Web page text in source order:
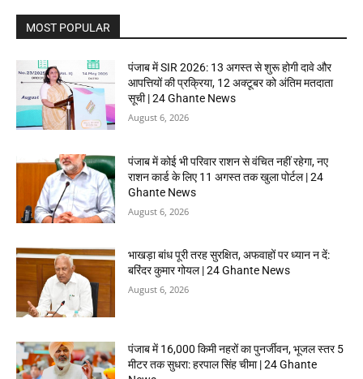
MOST POPULAR
पंजाब में SIR 2026: 13 अगस्त से शुरू होगी दावे और
आपत्तियों की प्रक्रिया, 12 अक्टूबर को अंतिम मतदाता
सूची | 24 Ghante News
August 6, 2026
पंजाब में कोई भी परिवार राशन से वंचित नहीं रहेगा, नए
राशन कार्ड के लिए 11 अगस्त तक खुला पोर्टल | 24
Ghante News
August 6, 2026
भाखड़ा बांध पूरी तरह सुरक्षित, अफवाहों पर ध्यान न दें:
बरिंदर कुमार गोयल | 24 Ghante News
August 6, 2026
पंजाब में 16,000 किमी नहरों का पुनर्जीवन, भूजल स्तर 5
मीटर तक सुधरा: हरपाल सिंह चीमा | 24 Ghante